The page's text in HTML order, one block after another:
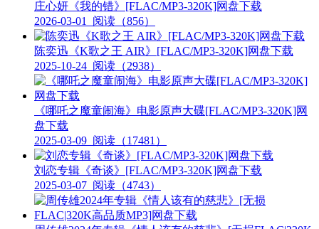
庄心妍《我的错》[FLAC/MP3-320K]网盘下载
2026-03-01
阅读（856）
陈奕迅《K歌之王 AIR》[FLAC/MP3-320K]网盘下载
2025-10-24 阅读（2938）
《哪吒之魔童闹海》电影原声大碟[FLAC/MP3-320K]网
盘下载
2025-03-09 阅读（17481）
刘恋专辑《奇谈》[FLAC/MP3-320K]网盘下载
2025-03-07 阅读（4743）